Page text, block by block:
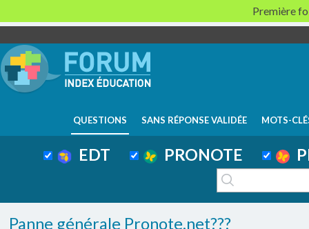
QUESTIONS SANS RÉPONSE VALIDÉE MOTS-
EDT PRONOTE
Panne générale Pronote.net???
Première